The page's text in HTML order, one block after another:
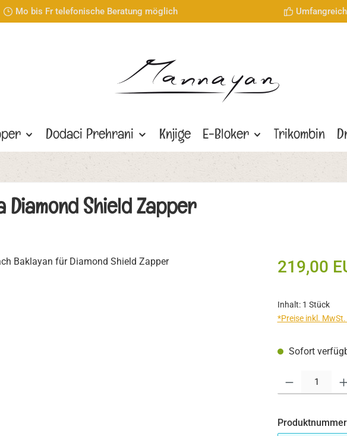
Mo bis Fr telefonische Beratung möglich
Dodaci Prehrani Knjige E-Bloker Trikombin
Shield Zapper
219,00
Inhalt: 1 Stück
*Preise inkl.
Sofort